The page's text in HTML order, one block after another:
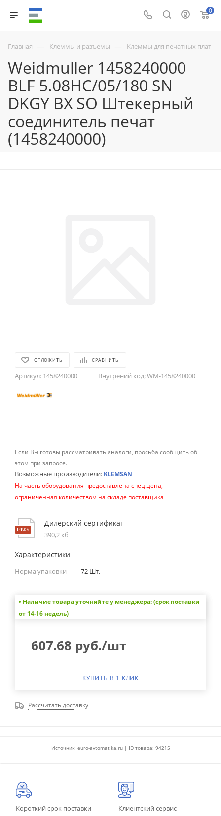
0
Главная — Клеммы и разъемы — Клеммы для печатных плат
Weidmuller 1458240000
BLF 5.08HC/05/180 SN
DKGY BX SO Штекерный
соединитель печат
(1458240000)
ОТЛОЖИТЬ СРАВНИТЬ
Артикул: 1458240000 Внутрений код:WM-1458240000
Если Вы готовы рассматривать аналоги, просьба сообщить об
этом при запросе.
Возможные производители: KLEMSAN
На часть оборудования предоставлена спец.цена,
ограниченная количеством на складе поставщика
Дилерский сертификат
390,2 кб
Характеристики
Норма упаковки — 72 Шт.
• Наличие товара уточняйте у менеджера: (срок поставки
от 14-16 недель)
607.68 руб./шт
КУПИТЬ В 1 КЛИК
Рассчитать доставку
Источник: euro-avtomatika.ru | ID товара: 94215
Короткий срок поставки Клиентский сервис